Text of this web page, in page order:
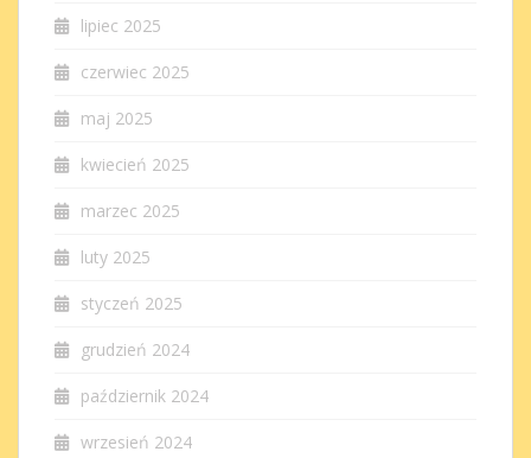
lipiec 2025
czerwiec 2025
maj 2025
kwiecień 2025
marzec 2025
luty 2025
styczeń 2025
grudzień 2024
październik 2024
wrzesień 2024